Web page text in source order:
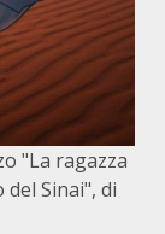
"La ragazza
Sinai", di